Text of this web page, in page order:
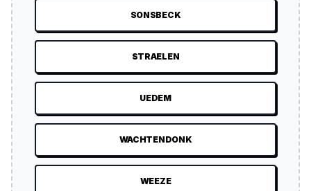
SONSBECK
STRAELEN
UEDEM
WACHTENDONK
WEEZE